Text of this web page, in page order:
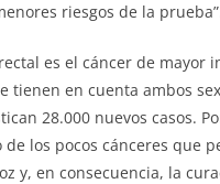
riesgos de la
es el cáncer de mayor
tienen en cuenta ambos
28.000 nuevos casos.
los pocos cánceres que
y, en consecuencia, la